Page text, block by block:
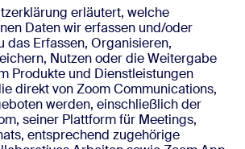
erläutert, welche
Daten wir erfassen und/oder
das Erfassen, Organisieren,
Nutzen oder die Weitergabe
Produkte und Dienstleistungen
direkt von Zoom Communications,
werden, einschließlich der
seiner Plattform für Meetings,
entsprechend zugehörige